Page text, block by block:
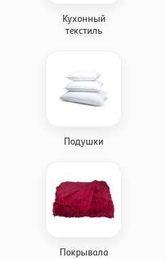
Кухонный
текстиль
Подушки
Покрывала